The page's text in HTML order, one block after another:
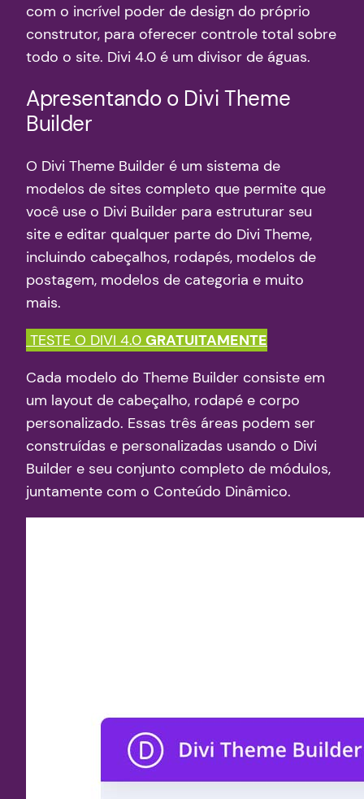
com o incrível poder de design do próprio
construtor, para oferecer controle total sobre
todo o site. Divi 4.0 é um divisor de águas.
Apresentando o Divi Theme
Builder
O Divi Theme Builder é um sistema de
modelos de sites completo que permite que
você use o Divi Builder para estruturar seu
site e editar qualquer parte do Divi Theme,
incluindo cabeçalhos, rodapés, modelos de
postagem, modelos de categoria e muito
mais.
TESTE O DIVI 4.0 GRATUITAMENTE
Cada modelo do Theme Builder consiste em
um layout de cabeçalho, rodapé e corpo
personalizado. Essas três áreas podem ser
construídas e personalizadas usando o Divi
Builder e seu conjunto completo de módulos,
juntamente com o Conteúdo Dinâmico.